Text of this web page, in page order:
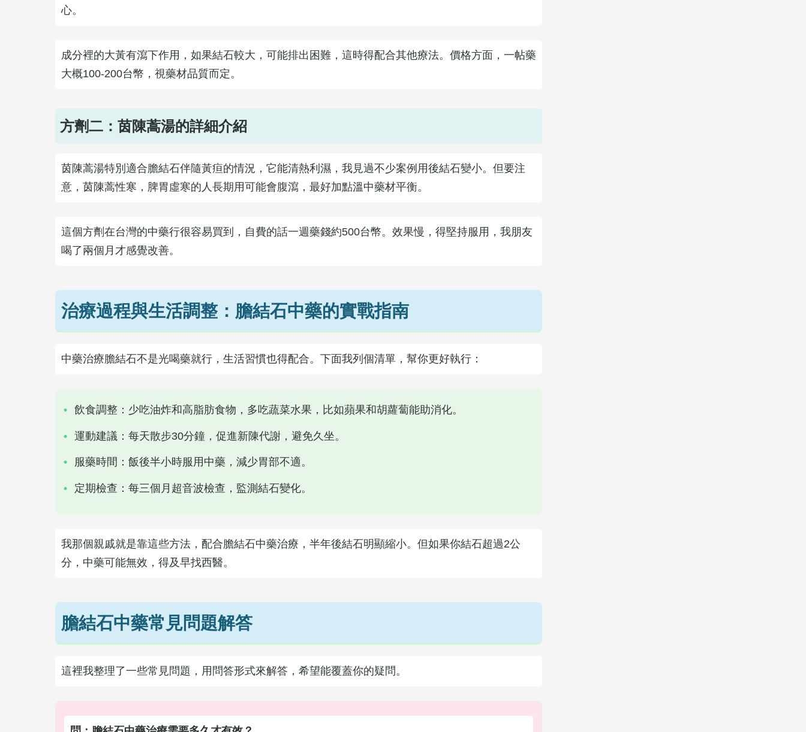
心。
成分裡的大黃有瀉下作用，如果結石較大，可能排出困難，這時得配合其他療法。價格方面，一帖藥
大概100-200台幣，視藥材品質而定。
方劑二：茵陳蒿湯的詳細介紹
茵陳蒿湯特別適合膽結石伴隨黃疸的情況，它能清熱利濕，我見過不少案例用後結石變小。但要注
意，茵陳蒿性寒，脾胃虛寒的人長期用可能會腹瀉，最好加點溫中藥材平衡。
這個方劑在台灣的中藥行很容易買到，自費的話一週藥錢約500台幣。效果慢，得堅持服用，我朋友
喝了兩個月才感覺改善。
治療過程與生活調整：膽結石中藥的實戰指南
中藥治療膽結石不是光喝藥就行，生活習慣也得配合。下面我列個清單，幫你更好執行：
飲食調整：少吃油炸和高脂肪食物，多吃蔬菜水果，比如蘋果和胡蘿蔔能助消化。
運動建議：每天散步30分鐘，促進新陳代謝，避免久坐。
服藥時間：飯後半小時服用中藥，減少胃部不適。
定期檢查：每三個月超音波檢查，監測結石變化。
我那個親戚就是靠這些方法，配合膽結石中藥治療，半年後結石明顯縮小。但如果你結石超過2公
分，中藥可能無效，得及早找西醫。
膽結石中藥常見問題解答
這裡我整理了一些常見問題，用問答形式來解答，希望能覆蓋你的疑問。